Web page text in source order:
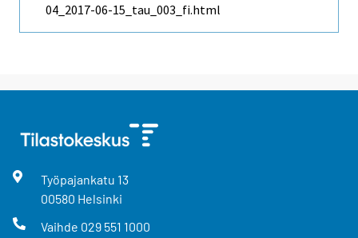
04_2017-06-15_tau_003_fi.html
Työpajankatu 13
00580 Helsinki
Vaihde 029 551 1000